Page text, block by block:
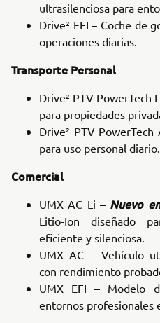
ultrasilenciosa para
Drive² EFI – Coche de
operaciones diarias.
Transporte Personal
Drive² PTV PowerTech
para propiedades
Drive² PTV
para uso personal diario.
Comercial
UMX AC Li – Nuevo
Litio-Ion diseñado
eficiente y silenciosa.
UMX AC – Vehículo
con rendimiento
UMX EFI – Modelo
entornos profesionales